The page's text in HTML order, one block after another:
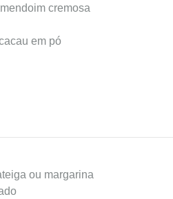
cremosa
em pó
ou margarina